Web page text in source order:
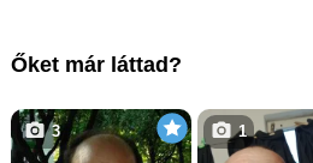
Őket már láttad?
3 1